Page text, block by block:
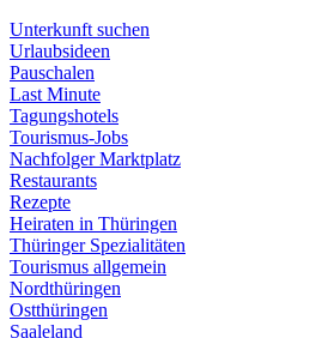
Unterkunft suchen
Urlaubsideen
Pauschalen
Last Minute
Tagungshotels
Tourismus-Jobs
Nachfolger Marktplatz
Restaurants
Rezepte
Heiraten in Thüringen
Thüringer Spezialitäten
Tourismus allgemein
Nordthüringen
Ostthüringen
Saaleland